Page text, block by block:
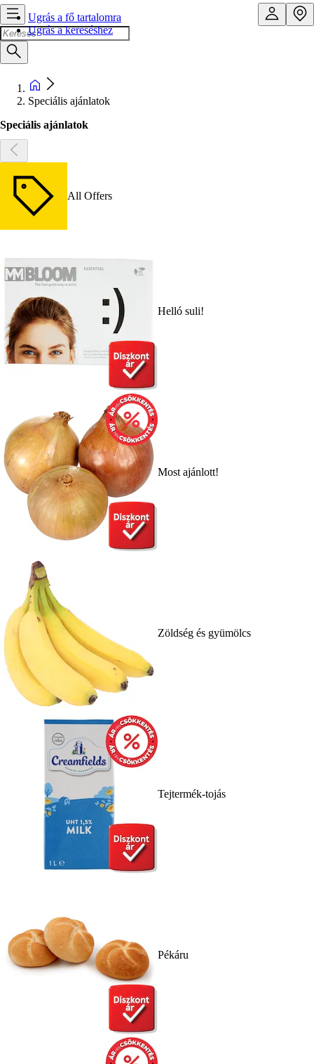
Ugrás a fő tartalomra
Ugrás a kereséshez
Speciális ajánlatok
Speciális ajánlatok
All Offers
Helló suli!
Most ajánlott!
Zöldség és gyümölcs
Tejtermék-tojás
Pékáru